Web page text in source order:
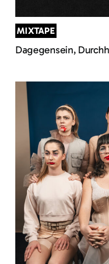
MIXTAPE
Dagegensein,